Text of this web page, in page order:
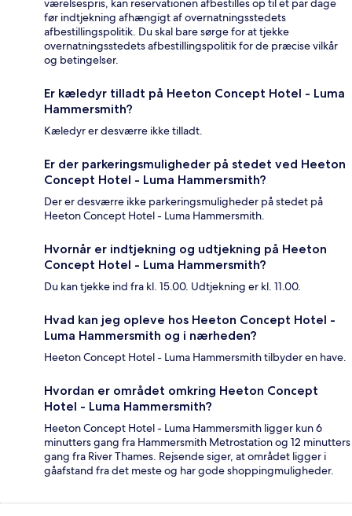
værelsespris, kan reservationen afbestilles op til et par dage
før indtjekning afhængigt af overnatningsstedets
afbestillingspolitik. Du skal bare sørge for at tjekke
overnatningsstedets afbestillingspolitik for de præcise vilkår
og betingelser.
Er kæledyr tilladt på Heeton Concept Hotel - Luma
Hammersmith?
Kæledyr er desværre ikke tilladt.
Er der parkeringsmuligheder på stedet ved Heeton
Concept Hotel - Luma Hammersmith?
Der er desværre ikke parkeringsmuligheder på stedet på
Heeton Concept Hotel - Luma Hammersmith.
Hvornår er indtjekning og udtjekning på Heeton
Concept Hotel - Luma Hammersmith?
Du kan tjekke ind fra kl. 15.00. Udtjekning er kl. 11.00.
Hvad kan jeg opleve hos Heeton Concept Hotel -
Luma Hammersmith og i nærheden?
Heeton Concept Hotel - Luma Hammersmith tilbyder en have.
Hvordan er området omkring Heeton Concept
Hotel - Luma Hammersmith?
Heeton Concept Hotel - Luma Hammersmith ligger kun 6
minutters gang fra Hammersmith Metrostation og 12 minutters
gang fra River Thames. Rejsende siger, at området ligger i
gåafstand fra det meste og har gode shoppingmuligheder.